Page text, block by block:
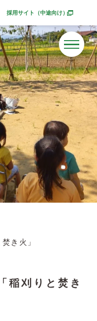
採用サイト（中途向け）別ウィンドウで開きま
き火」
稲刈りと焚き